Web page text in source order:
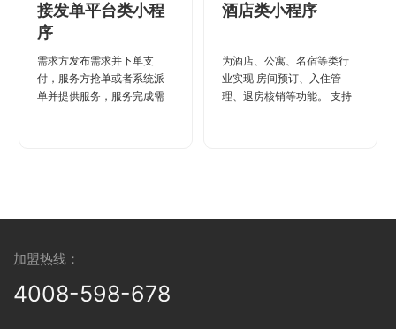
接发单平台类小程
序
需求方发布需求并下单支
付，服务方抢单或者系统派
单并提供服务，服务完成需
酒店类小程序
为酒店、公寓、名宿等类行
业实现 房间预订、入住管
理、退房核销等功能。 支持
加盟热线：
4008-598-678